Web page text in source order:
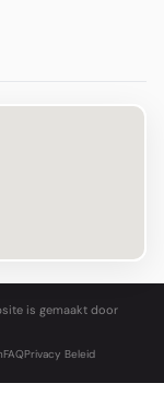
is gemaakt door
FAQPrivacy Beleid